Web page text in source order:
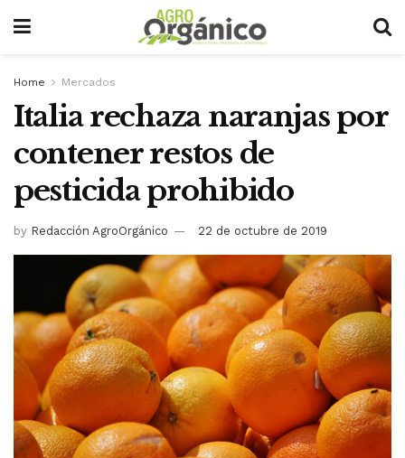
Home Mercados
Italia rechaza naranjas por
contener restos de
pesticida prohibido
by Redacción AgroOrgánico 22 de octubre de 2019